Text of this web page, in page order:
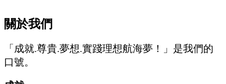
關於我們
「成就.尊貴.夢想.實踐理想航海夢！」是我們的
口號。